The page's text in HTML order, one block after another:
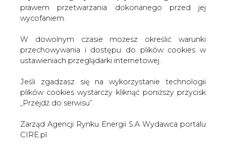
prawem przetwarzania dokonanego przed jej
wycofaniem.
W dowolnym czasie możesz określić warunki
przechowywania i dostępu do plików cookies w
ustawieniach przeglądarki internetowej.
Jeśli zgadzasz się na wykorzystanie technologii
plików cookies wystarczy kliknąć poniższy przycisk
„Przejdź do serwisu”.
Zarząd Agencji Rynku Energii S.A Wydawca portalu
CIRE.pl
energetycznej;
- nawiązanie współpracy roboczej z samorządami
- współpraca z ośrodkami naukowymi w zakresie rozwoju
badań technologiczno-wdrożeniowych OZE;
- Promocja OZE, budowanie sprzyjającego otoczenia dla
społecznościach.
Szczegółowo omówiono również propozycje
Wieczorem, w warszawskim hotelu Marriott, odbyło się
inauguracyjne spotkanie klubowe dla członków Polskiej